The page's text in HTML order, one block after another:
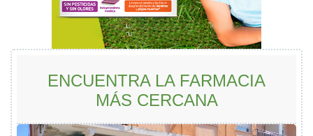
ENCUENTRA LA FARMACIA
MÁS CERCANA